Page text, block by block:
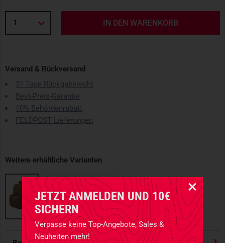
JETZT ANMELDEN UND 10€
SICHERN
Verpasse keine Top-Angebote, Sales &
Neuheiten mehr!
1 IN DEN WARENKORB
Versand & Rückversand
31 Tage Rückgaberecht
Best-Preis-Garantie
10% Behördenrabatt
FELDPOST Lieferungen
Weitere erhältliche Varianten